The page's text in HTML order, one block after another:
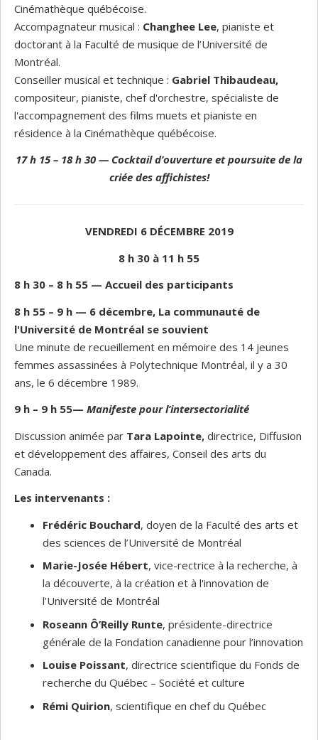
Cinémathèque québécoise.
Accompagnateur musical : Changhee Lee, pianiste et
doctorant à la Faculté de musique de l’Université de
Montréal.
Conseiller musical et technique : Gabriel Thibaudeau,
compositeur, pianiste, chef d'orchestre, spécialiste de
l'accompagnement des films muets et pianiste en
résidence à la Cinémathèque québécoise.
17 h 15 – 18 h 30 — Cocktail d’ouverture et poursuite de la
criée des affichistes!
VENDREDI 6 DÉCEMBRE 2019
8 h 30 à 11 h 55
8 h 30 – 8 h 55 — Accueil des participants
8 h 55 – 9 h — 6 décembre, La communauté de
l'Université de Montréal se souvient
Une minute de recueillement en mémoire des 14 jeunes
femmes assassinées à Polytechnique Montréal, il y a 30
ans, le 6 décembre 1989.
9 h – 9 h 55— Manifeste pour l’intersectorialité
Discussion animée par Tara Lapointe, directrice, Diffusion
et développement des affaires, Conseil des arts du
Canada.
Les intervenants :
Frédéric Bouchard, doyen de la Faculté des arts et
des sciences de l’Université de Montréal
Marie-Josée Hébert, vice-rectrice à la recherche, à
la découverte, à la création et à l'innovation de
l’Université de Montréal
Roseann Ô’Reilly Runte, présidente-directrice
générale de la Fondation canadienne pour l’innovation
Louise Poissant, directrice scientifique du Fonds de
recherche du Québec – Société et culture
Rémi Quirion, scientifique en chef du Québec